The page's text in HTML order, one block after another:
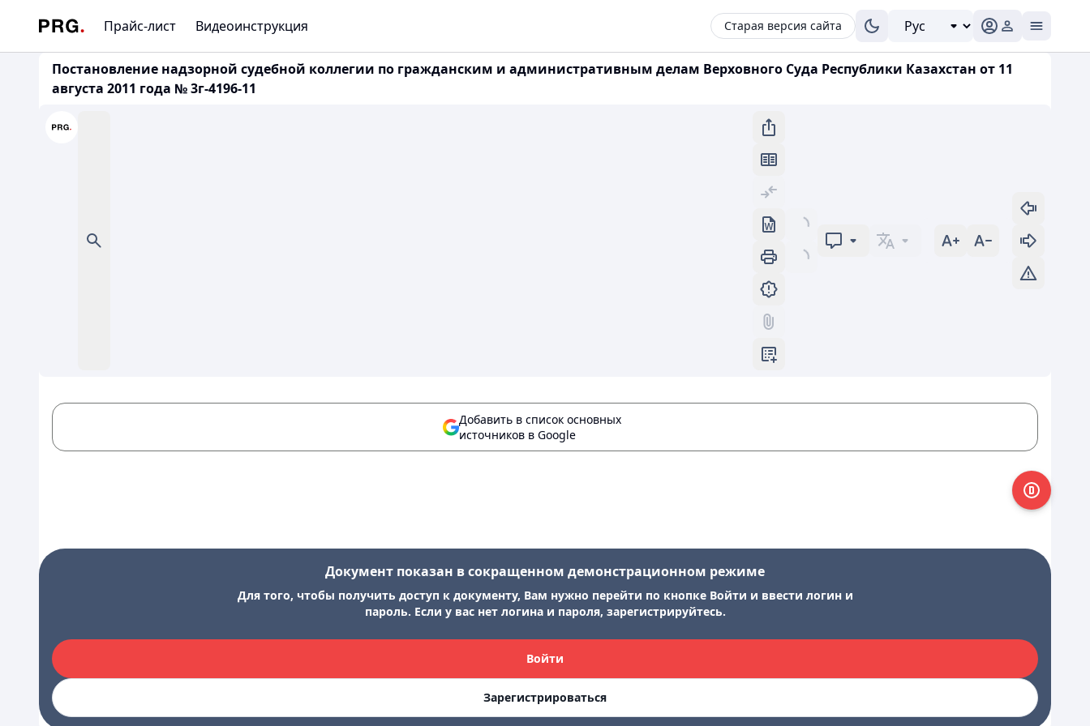
Прайс-лист Видеоинструкция Старая версия сайта
Постановление надзорной судебной коллегии по гражданским и административным делам Верховного Суда Республики Казахстан от 11
августа 2011 года № 3г-4196-11
Добавить в список основных
источников в Google
Документ показан в сокращенном демонстрационном режиме
Для того, чтобы получить доступ к документу, Вам нужно перейти по кнопке Войти и ввести логин и
пароль. Если у вас нет логина и пароля, зарегистрируйтесь.
Войти
Зарегистрироваться